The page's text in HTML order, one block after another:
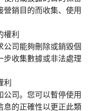
銷目的而收集、使用
權利
司能夠刪除或銷毀個
步收集數據或非法處理
利
司。您可以暫停使用
息的正確性以更正此類